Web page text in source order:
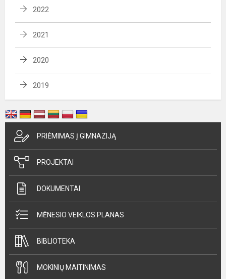
2022
2021
2020
2019
PRIĖMIMAS Į GIMNAZIJĄ
PROJEKTAI
DOKUMENTAI
MĖNESIO VEIKLOS PLANAS
BIBLIOTEKA
MOKINIŲ MAITINIMAS